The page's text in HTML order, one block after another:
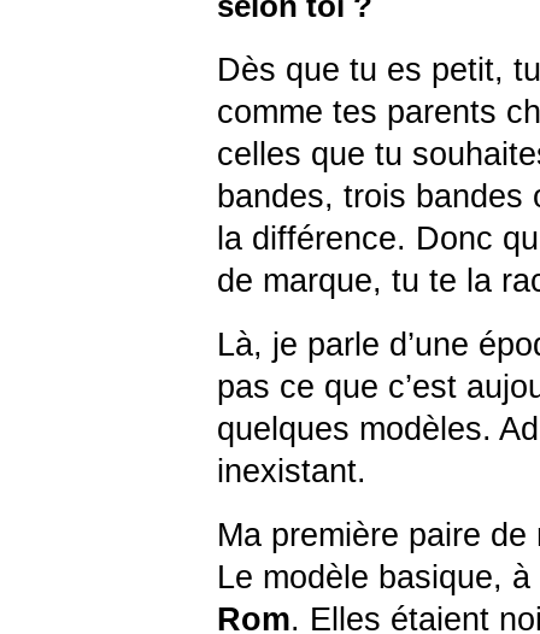
Dès que tu es petit,
comme tes parents
celles que tu
bandes, trois bandes
la différence. Donc
de marque, tu te la
Là, je parle d’une
pas ce que c’est
quelques modèles.
inexistant.
Ma première paire de
Le modèle basique, à
Rom. Elles étaient